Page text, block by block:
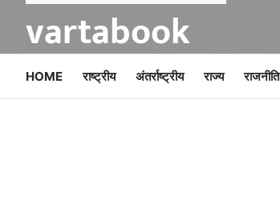
vartabook
HOME राष्ट्रीय अंतर्राष्ट्रीय राज्य राजनीति